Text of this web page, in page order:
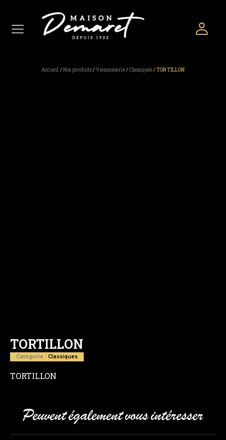
Accueil /Nos produits/Viennoiserie/Classiques/ TORTILLON
TORTILLON
Catégorie : Classiques
TORTILLON
Peuvent également vous intéresser